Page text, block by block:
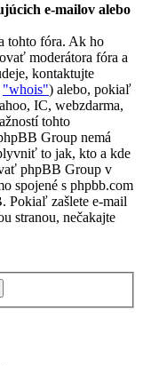
e-mailov alebo
tohto fóra. Ak ho
moderátora fóra a
kontaktujte
"whois") alebo, pokiaľ
IC, webzdarma,
tohto
Group nemá
to jak, kto a kde
phpBB Group v
spojené s phpbb.com
Pokiaľ zašlete e-mail
stranou, nečakajte